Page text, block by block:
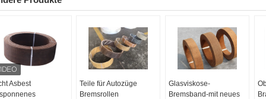
Asbest
Teile für Autozüge
Bremsrollen
Glasviskose-
Bremsband-mit neues